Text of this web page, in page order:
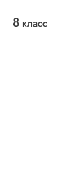
8 класс